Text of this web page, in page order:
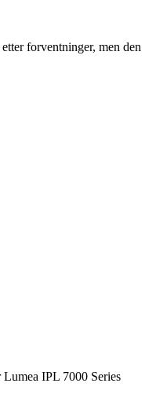
forventninger, men den
IPL 7000 Series